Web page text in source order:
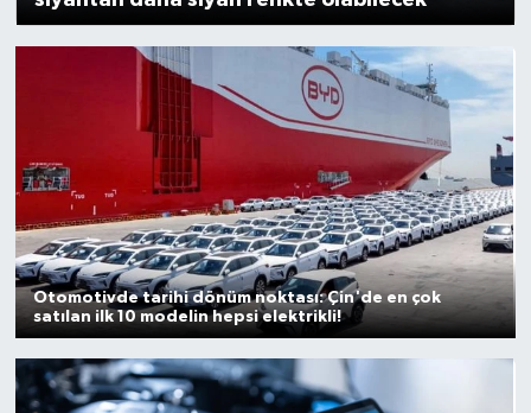
Otomotivde tarihi dönüm noktası: Çin'de en çok
satılan ilk 10 modelin hepsi elektrikli!